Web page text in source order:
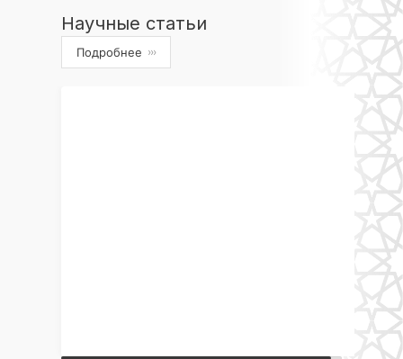
Научные статьи
Подробнее ›››